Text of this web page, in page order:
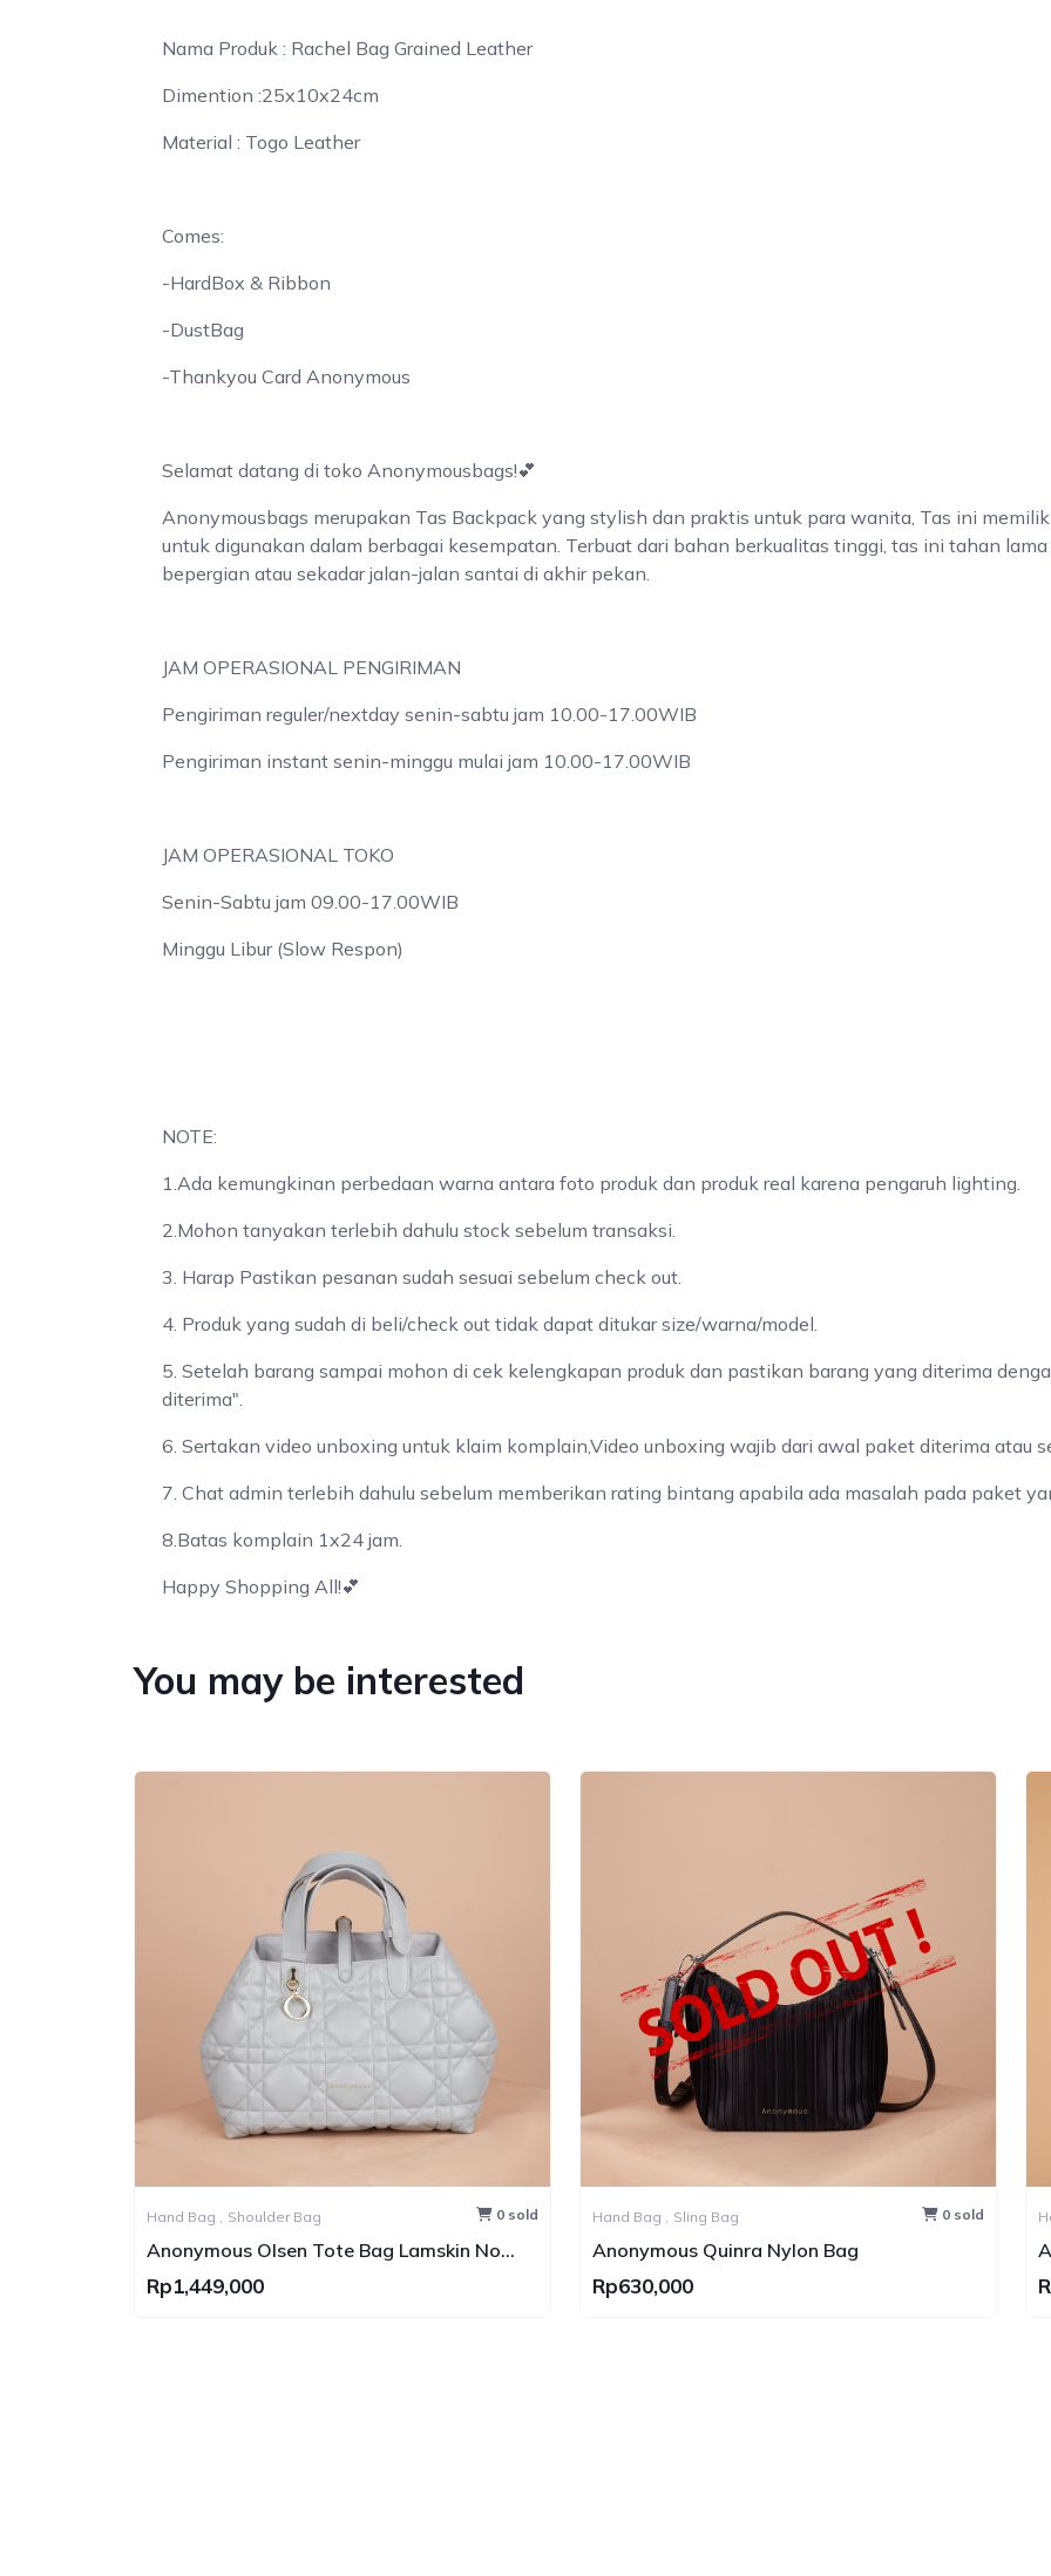
Nama Produk : Rachel Bag Grained Leather
Dimention :25x10x24cm
Material : Togo Leather
Comes:
-HardBox & Ribbon
-DustBag
-Thankyou Card Anonymous
Selamat datang di toko Anonymousbags!💕
Anonymousbags merupakan Tas Backpack yang stylish dan praktis untuk para wanita, Tas ini
untuk digunakan dalam berbagai kesempatan. Terbuat dari bahan berkualitas tinggi, tas ini tahan
bepergian atau sekadar jalan-jalan santai di akhir pekan.
JAM OPERASIONAL PENGIRIMAN
Pengiriman reguler/nextday senin-sabtu jam 10.00-17.00WIB
Pengiriman instant senin-minggu mulai jam 10.00-17.00WIB
JAM OPERASIONAL TOKO
Senin-Sabtu jam 09.00-17.00WIB
Minggu Libur (Slow Respon)
NOTE:
1.Ada kemungkinan perbedaan warna antara foto produk dan produk real karena pengaruh lighting.
2.Mohon tanyakan terlebih dahulu stock sebelum transaksi.
3. Harap Pastikan pesanan sudah sesuai sebelum check out.
4. Produk yang sudah di beli/check out tidak dapat ditukar size/warna/model.
5. Setelah barang sampai mohon di cek kelengkapan produk dan pastikan barang yang diterima
diterima".
6. Sertakan video unboxing untuk klaim komplain,Video unboxing wajib dari awal paket diterima atau
7. Chat admin terlebih dahulu sebelum memberikan rating bintang apabila ada masalah pada paket
8.Batas komplain 1x24 jam.
Happy Shopping All!💕
You may be interested
0 sold
Bag Lamskin No
0 sold
Anonymous Quinra Nylon Bag Anonymous Cruize Swift Leather